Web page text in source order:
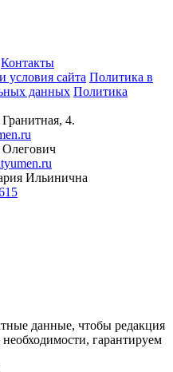
Контакты
условия сайта Политика в
данных Политика
4.
Ильинична
данные, чтобы редакция
необходимости, гарантируем